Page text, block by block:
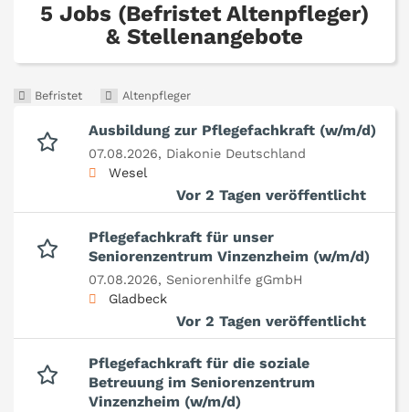
5 Jobs (Befristet Altenpfleger)
& Stellenangebote
Befristet Altenpfleger
Ausbildung zur Pflegefachkraft (w/m/d)
07.08.2026, Diakonie Deutschland
Wesel
Vor 2 Tagen veröffentlicht
Pflegefachkraft für unser
Seniorenzentrum Vinzenzheim (w/m/d)
07.08.2026, Seniorenhilfe gGmbH
Gladbeck
Vor 2 Tagen veröffentlicht
Pflegefachkraft für die soziale
Betreuung im Seniorenzentrum
Vinzenzheim (w/m/d)